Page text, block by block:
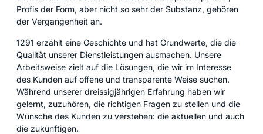
Profis der Form, aber nicht so sehr der Substanz, gehören
der Vergangenheit an.
1291 erzählt eine Geschichte und hat Grundwerte, die die
Qualität unserer Dienstleistungen ausmachen. Unsere
Arbeitsweise zielt auf die Lösungen, die wir im Interesse
des Kunden auf offene und transparente Weise suchen.
Während unserer dreissigjährigen Erfahrung haben wir
gelernt, zuzuhören, die richtigen Fragen zu stellen und die
Wünsche des Kunden zu verstehen: die aktuellen und auch
die zukünftigen.